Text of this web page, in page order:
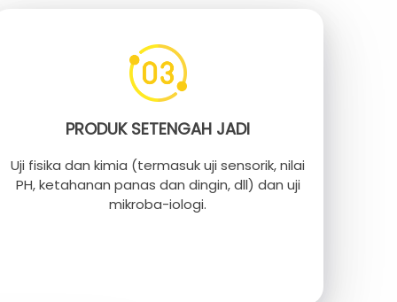
PRODUK SETENGAH JADI
Uji fisika dan kimia (termasuk uji sensorik, nilai
PH, ketahanan panas dan dingin, dll) dan uji
mikroba-iologi.